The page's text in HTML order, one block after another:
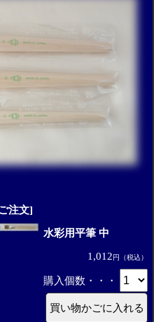
注文]
水彩用平筆 中
1,012円（税込）
購入個数・・・